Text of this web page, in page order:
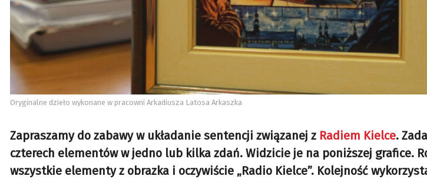
Oryginalne dzieło wykonane w pracowni Arkadiusza Latosa Arkaszka
Zapraszamy do zabawy w układanie sentencji związanej z Radiem Kielce.
czterech elementów w jedno lub kilka zdań. Widzicie je na poniższej grafice.
wszystkie elementy z obrazka i oczywiście „Radio Kielce”. Kolejność